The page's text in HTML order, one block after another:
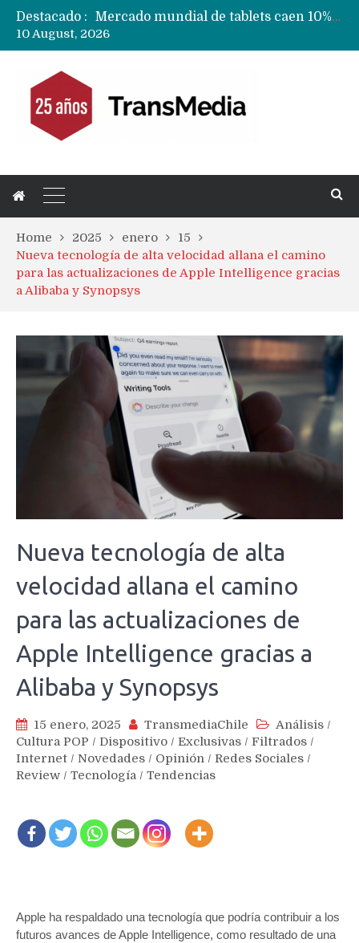
Destacado :
Fabricantes suben precios de teléfonos y ganan más dinero en un mercado donde Xiaomi alerta por no mejorar ventas
10 August, 2026
Home 2025 enero
15
Nueva tecnología de alta velocidad allana el camino
para las actualizaciones de Apple Intelligence gracias
a Alibaba y Synopsys
Nueva tecnología de alta
velocidad allana el camino
para las actualizaciones de
Apple Intelligence gracias a
Alibaba y Synopsys
15 enero, 2025 TransmediaChile Análisis /
Cultura POP / Dispositivo / Exclusivas / Filtrados /
Internet / Novedades / Opinión / Redes Sociales /
Review / Tecnología / Tendencias
Apple ha respaldado una tecnología que podría contribuir a los
futuros avances de Apple Intelligence, como resultado de una